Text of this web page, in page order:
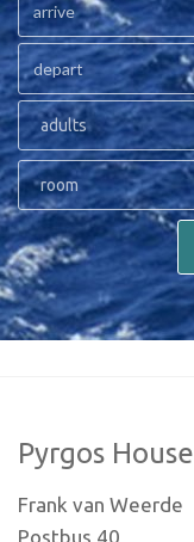
adults
room
Pyrgos House
Frank van Weerde
Postbus 40